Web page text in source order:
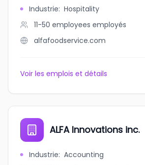
Industrie: Hospitality
11-50 employees employés
alfafoodservice.com
Voir les emplois et détails
ALFA Innovations inc.
Industrie: Accounting